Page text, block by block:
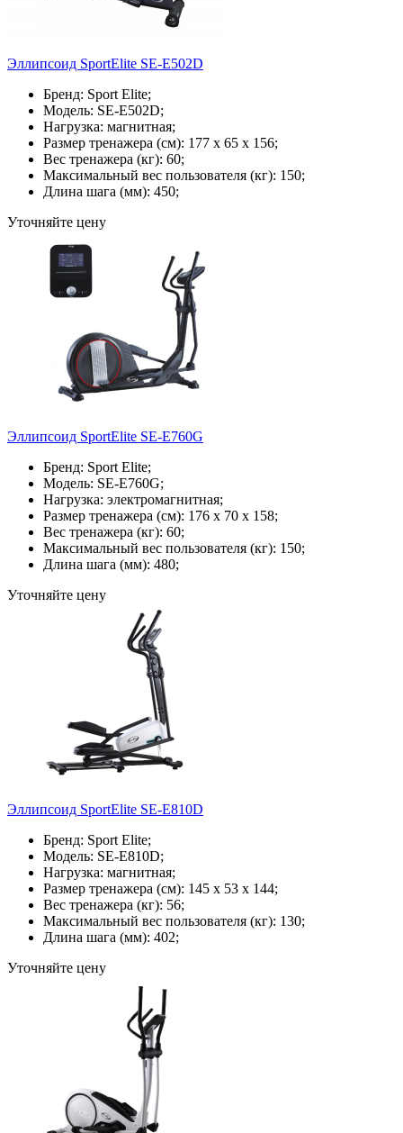
Эллипсоид SportElite SE-E502D
Бренд: Sport Elite;
Модель: SE-E502D;
Нагрузка: магнитная;
Размер тренажера (см): 177 х 65 х 156;
Вес тренажера (кг): 60;
Максимальный вес пользователя (кг): 150;
Длина шага (мм): 450;
Уточняйте цену
Эллипсоид SportElite SE-E760G
Бренд: Sport Elite;
Модель: SE-E760G;
Нагрузка: электромагнитная;
Размер тренажера (см): 176 х 70 х 158;
Вес тренажера (кг): 60;
Максимальный вес пользователя (кг): 150;
Длина шага (мм): 480;
Уточняйте цену
Эллипсоид SportElite SE-E810D
Бренд: Sport Elite;
Модель: SE-E810D;
Нагрузка: магнитная;
Размер тренажера (см): 145 х 53 х 144;
Вес тренажера (кг): 56;
Максимальный вес пользователя (кг): 130;
Длина шага (мм): 402;
Уточняйте цену